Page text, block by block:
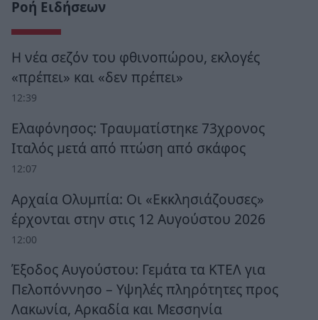
Ροή Ειδήσεων
Η νέα σεζόν του φθινοπώρου, εκλογές
«πρέπει» και «δεν πρέπει»
12:39
Ελαφόνησος: Τραυματίστηκε 73χρονος
Ιταλός μετά από πτώση από σκάφος
12:07
Αρχαία Ολυμπία: Οι «Εκκλησιάζουσες»
έρχονται στην στις 12 Αυγούστου 2026
12:00
Έξοδος Αυγούστου: Γεμάτα τα ΚΤΕΛ για
Πελοπόννησο – Υψηλές πληρότητες προς
Λακωνία, Αρκαδία και Μεσσηνία